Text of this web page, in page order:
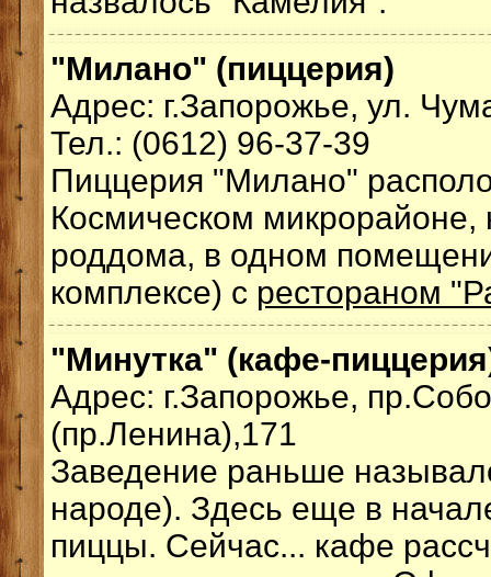
"Милано" (пиццерия)
Адрес: г.Запорожье, ул.
Тел.: (0612) 96-37-39
Пиццерия "Милано"
Космическом микрорайоне,
роддома, в одном
комплексе) с рестораном
"Минутка" (кафе-
Адрес: г.Запорожье,
(пр.Ленина),171
Заведение раньше
народе). Здесь еще в
пиццы. Сейчас... кафе